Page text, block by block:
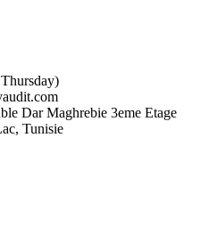
Dar Maghrebie 3eme Etage
Tunisie